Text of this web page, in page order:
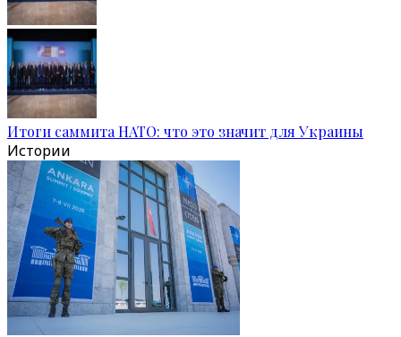
Итоги саммита НАТО: что это значит для Украины
Истории